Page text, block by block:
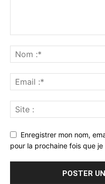
Enregistrer mon nom,
pour la prochaine fois que